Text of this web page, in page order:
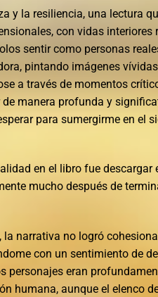
y la resiliencia, una lectura
con vidas interiores
sentir como personas
pintando imágenes
a través de momentos
manera profunda y
para sumergirme en el
en el libro fue descargar
mucho después de
narrativa no logró
con un sentimiento de
personajes eran
humana, aunque el elenco